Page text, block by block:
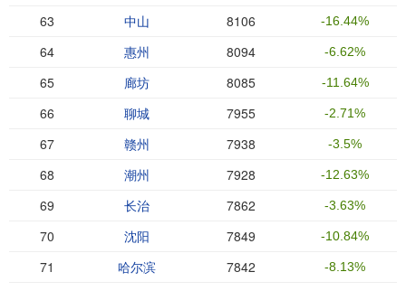
63 中山 8106 -16.44%
64 惠州 8094 -6.62%
65 廊坊 8085 -11.64%
66 聊城 7955 -2.71%
67 赣州 7938 -3.5%
68 潮州 7928 -12.63%
69 长治 7862 -3.63%
70 沈阳 7849 -10.84%
71 哈尔滨 7842 -8.13%